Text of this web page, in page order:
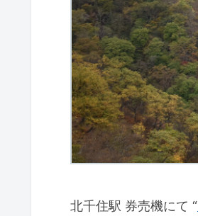
北千住駅 券売機にて “